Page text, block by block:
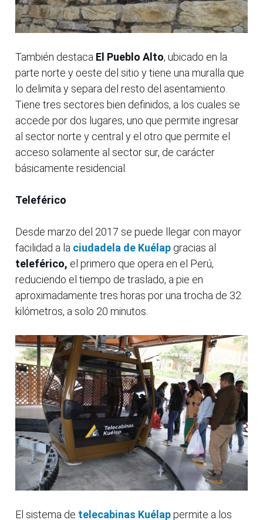
También destaca El Pueblo Alto, ubicado en la
parte norte y oeste del sitio y tiene una muralla que
lo delimita y separa del resto del asentamiento.
Tiene tres sectores bien definidos, a los cuales se
accede por dos lugares, uno que permite ingresar
al sector norte y central y el otro que permite el
acceso solamente al sector sur, de carácter
básicamente residencial.
Teleférico
Desde marzo del 2017 se puede llegar con mayor
facilidad a la ciudadela de Kuélap gracias al
teleférico, el primero que opera en el Perú,
reduciendo el tiempo de traslado, a pie en
aproximadamente tres horas por una trocha de 32
kilómetros, a solo 20 minutos.
El sistema de telecabinas Kuélappermite a los